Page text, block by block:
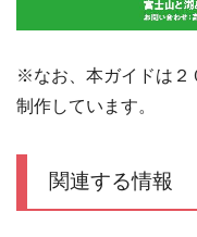
※なお、本ガイドは２
制作しています。
関連する情報